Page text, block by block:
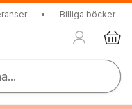
• Billiga böcker